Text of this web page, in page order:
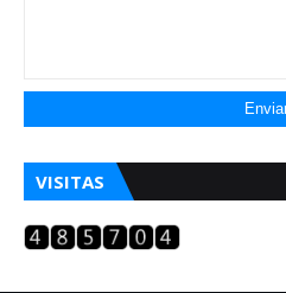
VISITAS